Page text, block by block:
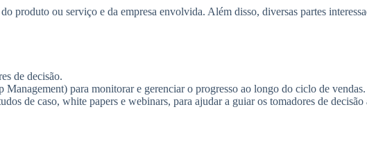
produto ou serviço e da empresa envolvida. Além disso, diversas partes
de decisão.
para monitorar e gerenciar o progresso ao longo do ciclo de vendas.
de caso, white papers e webinars, para ajudar a guiar os tomadores de